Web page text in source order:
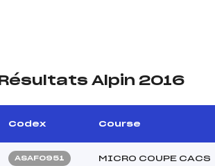
Résultats Alpin 2016
Codex Course
ASAF0951 MICRO COUPE CACS